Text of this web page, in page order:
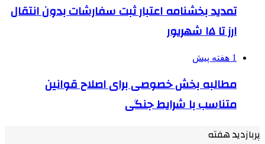
تمدید بخشنامه اعتبار ثبت سفارشات بدون انتقال
ارز تا ۱۵ شهریور
1 هفته پیش
مطالبه بخش خصوصی برای اصلاح قوانین
متناسب با شرایط جنگی
پربازدید هفته